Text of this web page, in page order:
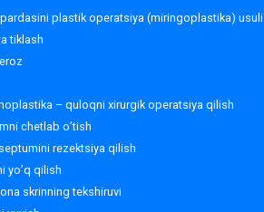
plastik operatsiya (miringoplastika) usuli
tiklash
– quloqni xirurgik operatsiya qilish
chetlab o’tish
rezektsiya qilish
yo’q qilish
skrinning tekshiruvi